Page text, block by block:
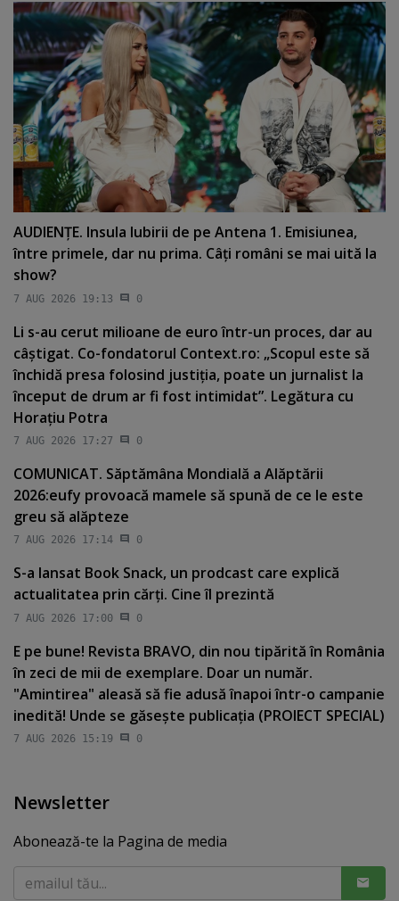
AUDIENŢE. Insula Iubirii de pe Antena 1. Emisiunea,
între primele, dar nu prima. Câţi români se mai uită la
show?
7 AUG 2026 19:13 0
Li s-au cerut milioane de euro într-un proces, dar au
câştigat. Co-fondatorul Context.ro: „Scopul este să
închidă presa folosind justiţia, poate un jurnalist la
început de drum ar fi fost intimidat”. Legătura cu
Horaţiu Potra
7 AUG 2026 17:27 0
COMUNICAT. Săptămâna Mondială a Alăptării
2026:eufy provoacă mamele să spună de ce le este
greu să alăpteze
7 AUG 2026 17:14 0
S-a lansat Book Snack, un prodcast care explică
actualitatea prin cărţi. Cine îl prezintă
7 AUG 2026 17:00 0
E pe bune! Revista BRAVO, din nou tipărită în România
în zeci de mii de exemplare. Doar un număr.
"Amintirea" aleasă să fie adusă înapoi într-o campanie
inedită! Unde se găseşte publicaţia (PROIECT SPECIAL)
7 AUG 2026 15:19 0
Newsletter
Abonează-te la Pagina de media